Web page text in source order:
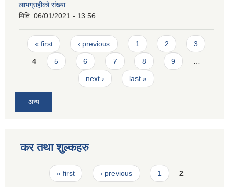
लाभग्राहीको संख्या
मिति: 06/01/2021 - 13:56
Pages
« first ‹ previous 1 2 3
4 5 6 7 8 9
next › last »
अन्य
कर तथा शुल्कहरु
Pages« first ‹ previous 1 2